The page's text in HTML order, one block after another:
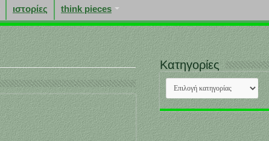
ιστορίες think pieces
Κατηγορίες
Κατηγορίες